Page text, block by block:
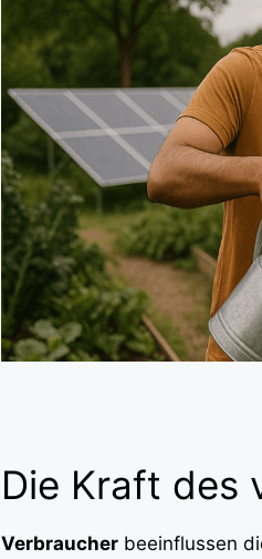
Die Kraft des
Verbraucher beeinflussen